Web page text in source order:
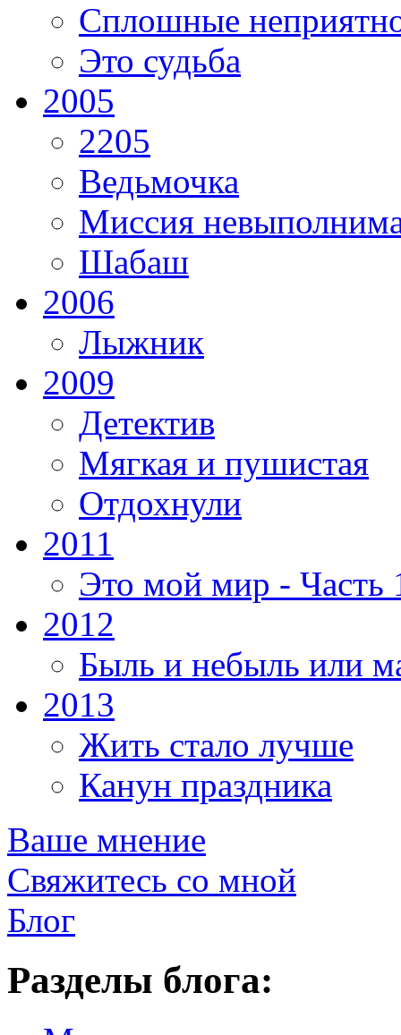
Сплошные
Это судьба
2005
2205
Ведьмочка
Миссия
Шабаш
2006
Лыжник
2009
Детектив
Мягкая и пушистая
Отдохнули
2011
Это мой мир - Часть
2012
Быль и небыль или
2013
Жить стало лучше
Канун праздника
Ваше мнение
Свяжитесь со мной
Блог
Разделы блога: